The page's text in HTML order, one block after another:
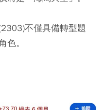
不僅具備轉型題
色。